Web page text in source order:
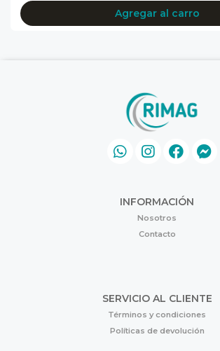
Agregar al carro
INFORMACIÓN
Nosotros
Contacto
SERVICIO AL CLIENTE
Términos y condiciones
Políticas de devolución